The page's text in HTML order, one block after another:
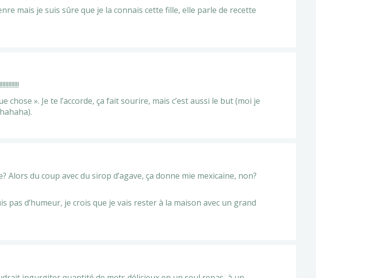
mais je suis sûre que je la connais cette fille, elle parle de recette
chose ». Je te l’accorde, ça fait sourire, mais c’est aussi le but (moi je
Alors du coup avec du sirop d’agave, ça donne mie mexicaine, non?
pas d’humeur, je crois que je vais rester à la maison avec un grand